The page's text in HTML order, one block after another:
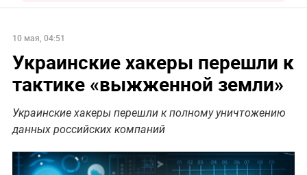
10 мая, 04:51
Украинские хакеры перешли к
тактике «выжженной земли»
Украинские хакеры перешли к полному уничтожению
данных российских компаний